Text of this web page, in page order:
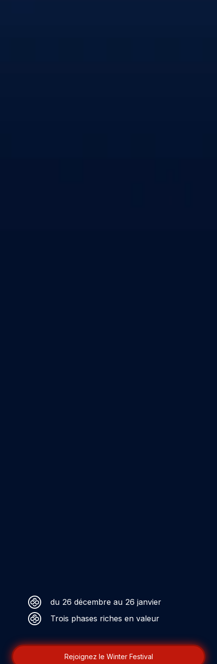
du 26 décembre au 26 janvier
Trois phases riches en valeur
Rejoignez le Winter Festival